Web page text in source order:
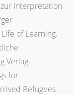
zur Interpretation
of Learning.
Verlag.
for
Refugees